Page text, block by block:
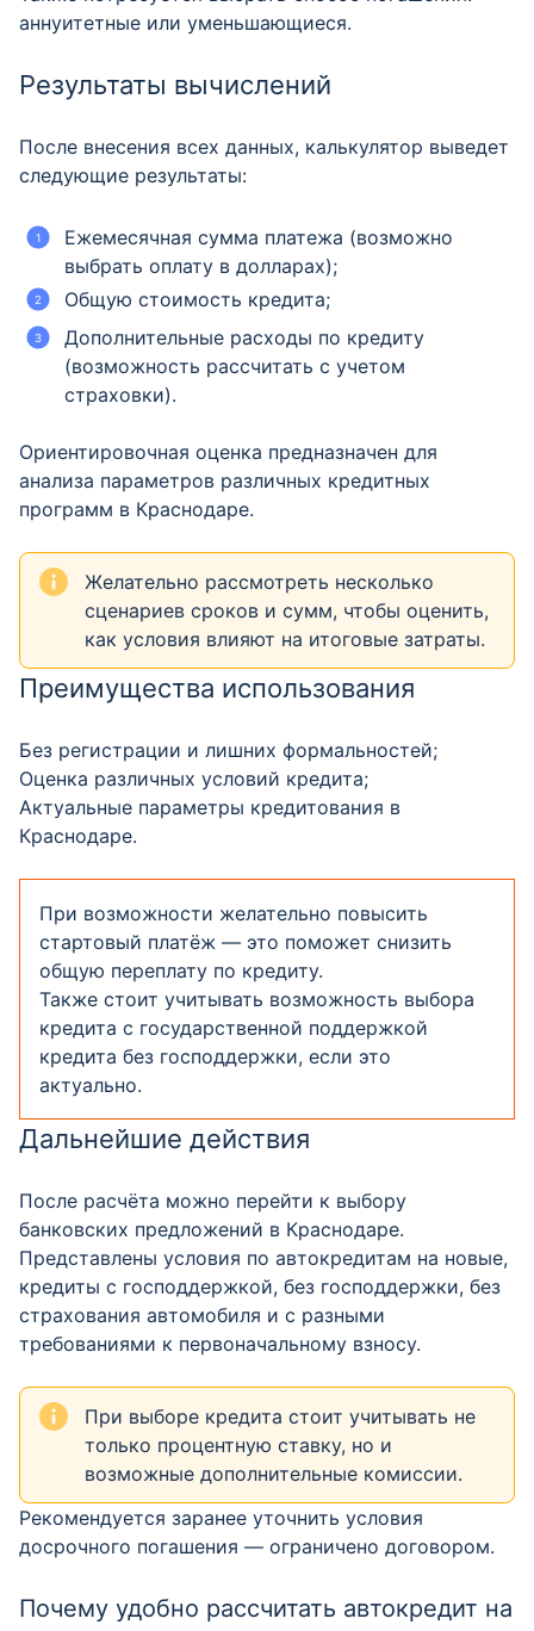
аннуитетные или уменьшающиеся.
Результаты вычислений
После внесения всех данных, калькулятор выведет
следующие результаты:
Ежемесячная сумма платежа (возможно
выбрать оплату в долларах);
Общую стоимость кредита;
Дополнительные расходы по кредиту
(возможность рассчитать с учетом
страховки).
Ориентировочная оценка предназначен для
анализа параметров различных кредитных
программ в Краснодаре.
Желательно рассмотреть несколько
сценариев сроков и сумм, чтобы оценить,
как условия влияют на итоговые затраты.
Преимущества использования
Без регистрации и лишних формальностей;
Оценка различных условий кредита;
Актуальные параметры кредитования в
Краснодаре.
При возможности желательно повысить
стартовый платёж — это поможет снизить
общую переплату по кредиту.
Также стоит учитывать возможность выбора
кредита с государственной поддержкой
кредита без господдержки, если это
актуально.
Дальнейшие действия
После расчёта можно перейти к выбору
банковских предложений в Краснодаре.
Представлены условия по автокредитам на новые,
кредиты с господдержкой, без господдержки, без
страхования автомобиля и с разными
требованиями к первоначальному взносу.
При выборе кредита стоит учитывать не
только процентную ставку, но и
возможные дополнительные комиссии.
Рекомендуется заранее уточнить условия
досрочного погашения — ограничено договором.
Почему удобно рассчитать автокредит на